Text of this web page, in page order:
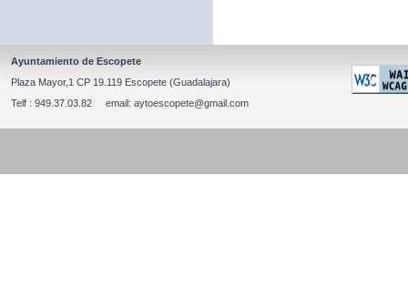
Ayuntamiento de Escopete
Plaza Mayor,1 CP 19.119 Escopete (Guadalajara)
Telf : 949.37.03.82 email: aytoescopete@gmail.com